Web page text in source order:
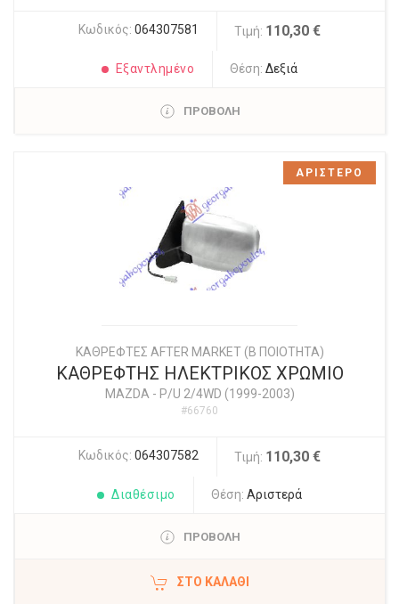
Κωδικός: 064307581 Τιμή: 110,30 €
Εξαντλημένο Θέση:Δεξιά
ΠΡΟΒΟΛΗ
ΚΑΘΡΕΦΤΕΣ AFTER MARKET (Β ΠΟΙΟΤΗΤΑ)
ΚΑΘΡΕΦΤΗΣ ΗΛΕΚΤΡΙΚΟΣ ΧΡΩΜΙΟ
MAZDA- P/U 2/4WD (1999-2003)
#66760
Κωδικός: 064307582 Τιμή: 110,30 €
Διαθέσιμο Θέση: Αριστερά
ΠΡΟΒΟΛΗ
ΣΤΟ ΚΑΛΆΘΙ
ΑΡΙΣΤΕΡΟ